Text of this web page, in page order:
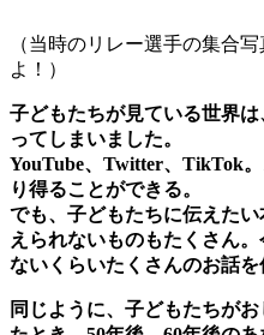
（当時のリレー選手の集合
よ！）
子どもたちが見ている世界
ってしまいました。
YouTube、Twitter、TikTok
り得ることができる。
でも、子どもたちに伝えた
えられないものもたくさん
ないくらいたくさんのお話を
同じように、子どもたちが